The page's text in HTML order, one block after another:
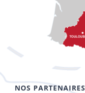
NOS PARTENAIRES